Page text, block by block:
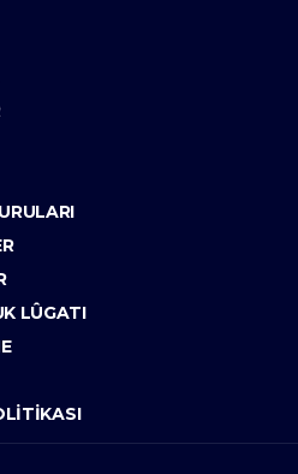
LÛGATI